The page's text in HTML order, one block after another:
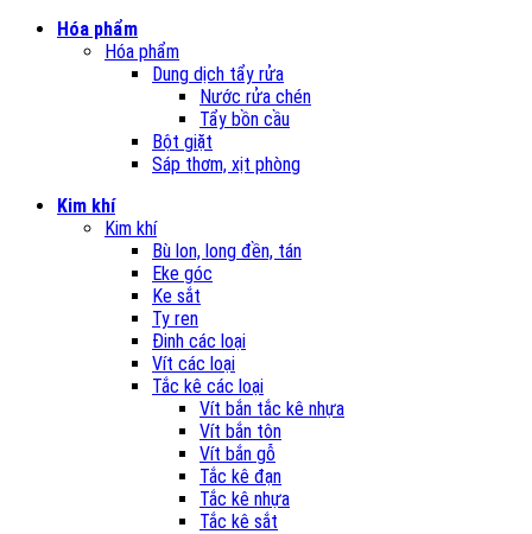
Hóa phẩm
Hóa phẩm
Dung dịch tẩy rửa
Nước rửa chén
Tẩy bồn cầu
Bột giặt
Sáp thơm, xịt phòng
Kim khí
Kim khí
Bù lon, long đền, tán
Eke góc
Ke sắt
Ty ren
Đinh các loại
Vít các loại
Tắc kê các loại
Vít bắn tắc kê nhựa
Vít bắn tôn
Vít bắn gỗ
Tắc kê đạn
Tắc kê nhựa
Tắc kê sắt